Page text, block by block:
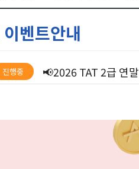
이벤트안내
진행중 📢2026 TAT 2급 연